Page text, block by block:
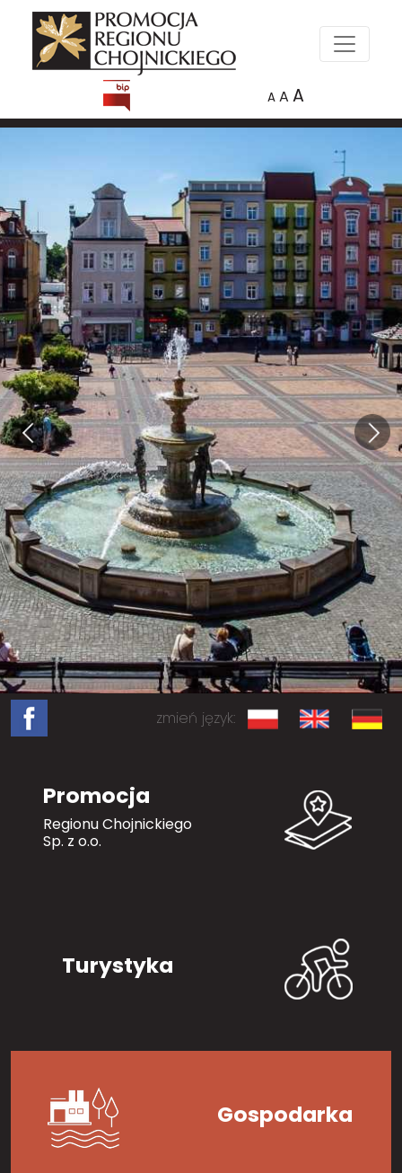
A A A
zmień język:
Promocja
Regionu Chojnickiego
Sp. z o.o.
Turystyka
Gospodarka